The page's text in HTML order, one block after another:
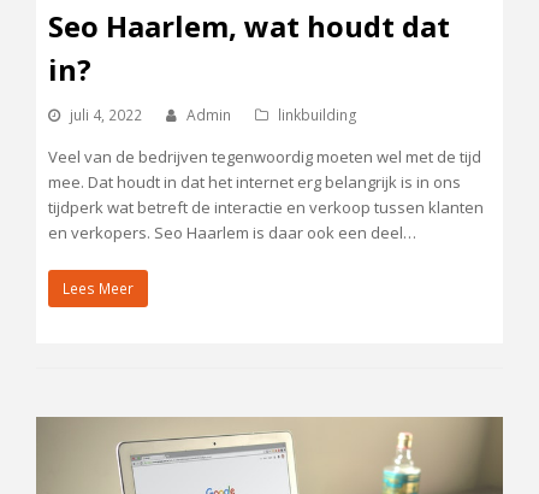
Seo Haarlem, wat houdt dat
in?
juli 4, 2022 Admin linkbuilding
Veel van de bedrijven tegenwoordig moeten wel met de tijd
mee. Dat houdt in dat het internet erg belangrijk is in ons
tijdperk wat betreft de interactie en verkoop tussen klanten
en verkopers. Seo Haarlem is daar ook een deel…
Lees Meer